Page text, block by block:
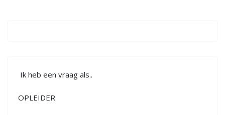
Ik heb een vraag als..
OPLEIDER